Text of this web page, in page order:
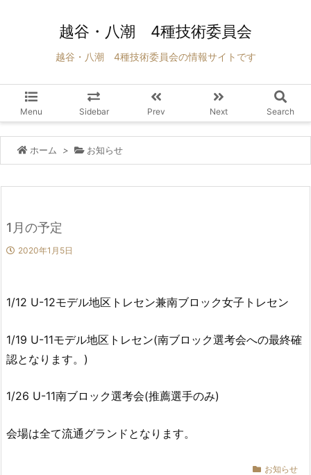
越谷・八潮 4種技術委員会
越谷・八潮 4種技術委員会の情報サイトです
Menu Sidebar Prev Next Search
ホーム > お知らせ
1月の予定
2020年1月5日
1/12 U-12モデル地区トレセン兼南ブロック女子トレセン
1/19 U-11モデル地区トレセン(南ブロック選考会への最終確
認となります。)
1/26 U-11南ブロック選考会(推薦選手のみ)
会場は全て流通グランドとなります。
お知らせ